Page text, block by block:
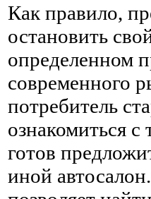
Как правило,
остановить
определенном
современного
потребитель
ознакомиться
готов
иной